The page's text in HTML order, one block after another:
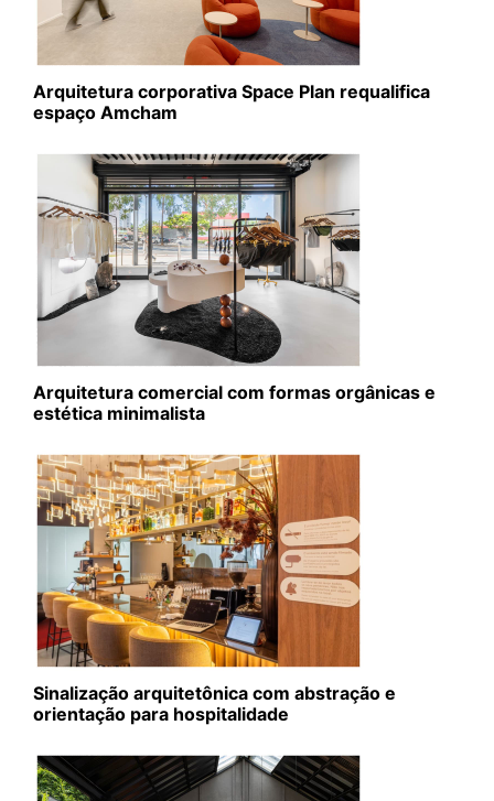
Arquitetura corporativa Space Plan requalifica
espaço Amcham
Arquitetura comercial com formas orgânicas e
estética minimalista
Sinalização arquitetônica com abstração e
orientação para hospitalidade